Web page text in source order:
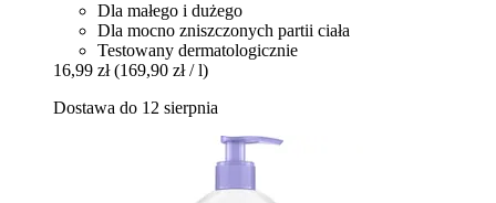
Dla małego i dużego
Dla mocno zniszczonych partii ciała
Testowany dermatologicznie
16,99 zł (169,90 zł / l)
Dostawa do 12 sierpnia